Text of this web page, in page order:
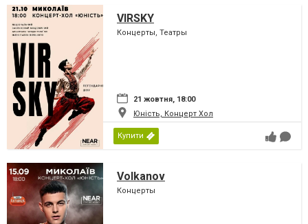
VIRSKY
Концерты, Театры
21 жовтня, 18:00
Юність, Концерт Хол
Купити
Volkanov
Концерты